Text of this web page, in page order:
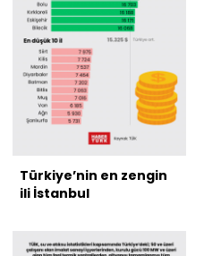
Türkiye’nin en zengin
ili İstanbul